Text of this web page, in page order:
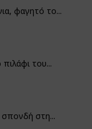
φαγητό το...
του...
σπονδή στη...